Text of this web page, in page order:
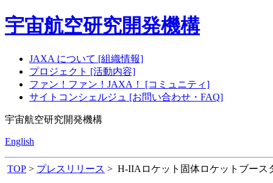
宇宙航空研究開発機構
JAXA について [組織情報]
プロジェクト [活動内容]
ファン！ファン！JAXA！ [コミュニティ]
サイトコンシェルジュ [お問い合わせ・FAQ]
宇宙航空研究開発機構
English
TOP > プレスリリース > H-IIAロケット固体ロケットブース